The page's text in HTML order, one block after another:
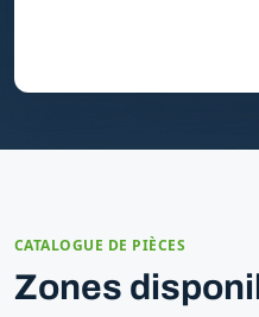
CATALOGUE DE PIÈCES
Zones